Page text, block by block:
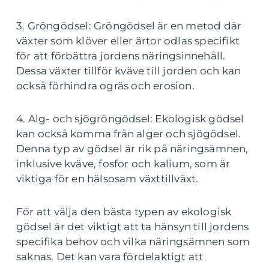
3. Gröngödsel: Gröngödsel är en metod där
växter som klöver eller ärtor odlas specifikt
för att förbättra jordens näringsinnehåll.
Dessa växter tillför kväve till jorden och kan
också förhindra ogräs och erosion.
4. Alg- och sjögröngödsel: Ekologisk gödsel
kan också komma från alger och sjögödsel.
Denna typ av gödsel är rik på näringsämnen,
inklusive kväve, fosfor och kalium, som är
viktiga för en hälsosam växttillväxt.
För att välja den bästa typen av ekologisk
gödsel är det viktigt att ta hänsyn till jordens
specifika behov och vilka näringsämnen som
saknas. Det kan vara fördelaktigt att